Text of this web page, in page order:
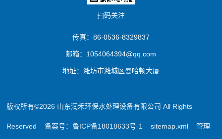
扫码关注
传真：86-0536-8329837
邮箱：1054064394@qq.com
地址：潍坊市潍城区曼哈顿大厦
版权所有©2026 山东润禾环保水处理设备有限公司 All Rights
Reserved备案号：鲁ICP备18018633号-1 sitemap.xml 管理